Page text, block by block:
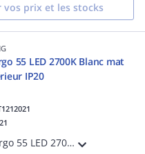
prix et les stocks
55 LED 2700K Blanc mat
IP20
Balisage Borgo 55 LED 2700K Blanc mat référence 1212021 univers Intérieur source incluse 1 x 2W LED dimmable driver requis IP20 Classe III - Basse tension Zone 3